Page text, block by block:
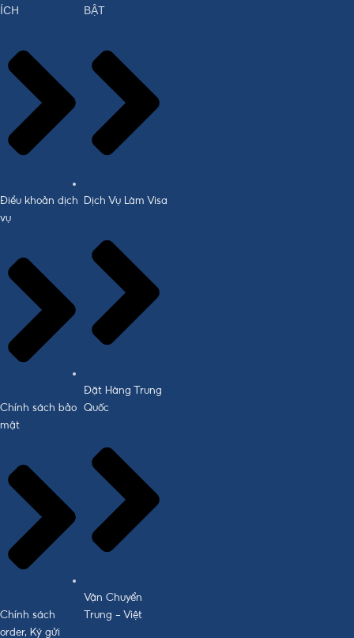
ÍCH
Điều khoản dịch
vụ
Chính sách bảo
mật
Chính sách
order, Ký gửi
BẬT
Dịch Vụ Làm Visa
Đặt Hàng Trung
Quốc
Vận Chuyển
Trung - Việt